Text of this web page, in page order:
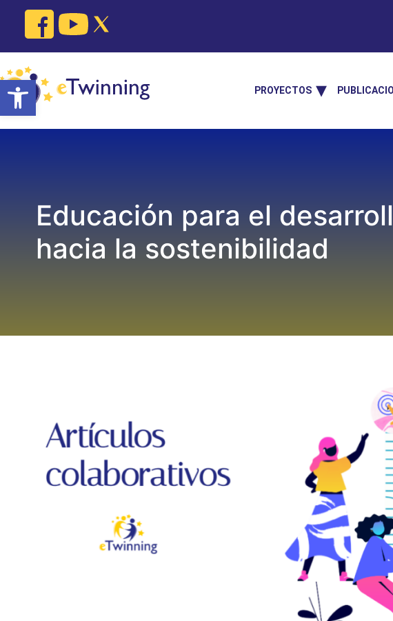
Open toolbar
content
PROYECTOS
Educación para el
hacia la sostenibilidad